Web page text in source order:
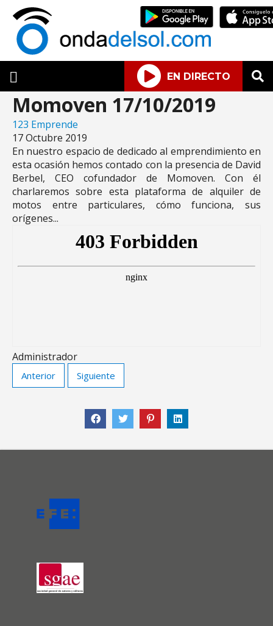
EN DIRECTO
Momoven 17/10/2019
123 Emprende
17 Octubre 2019
En nuestro espacio de dedicado al emprendimiento en
esta ocasión hemos contado con la presencia de David
Berbel, CEO cofundador de Momoven. Con él
charlaremos sobre esta plataforma de alquiler de
motos entre particulares, cómo funciona, sus
orígenes...
Administrador
Anterior Siguiente